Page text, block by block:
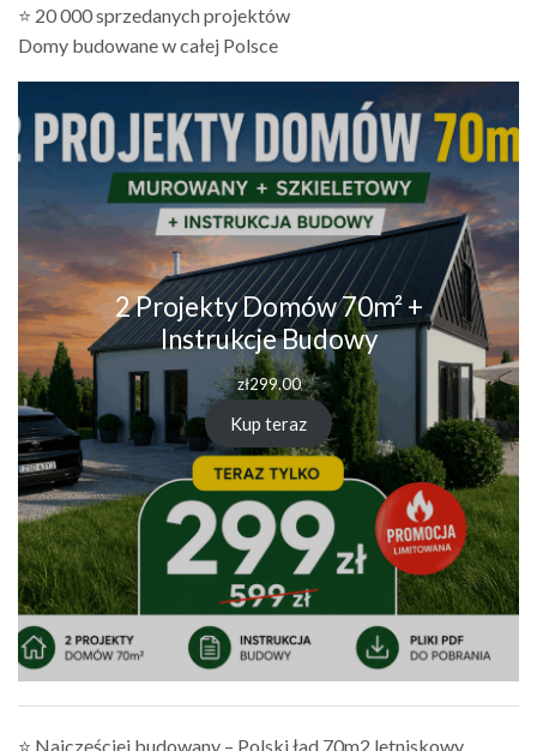
⭐ 20 000 sprzedanych projektów
Domy budowane w całej Polsce
2 Projekty Domów 70m² +
Instrukcje Budowy
zł299.00
Kup teraz
⭐ Najczęściej budowany – Polski ład 70m2 letniskowy